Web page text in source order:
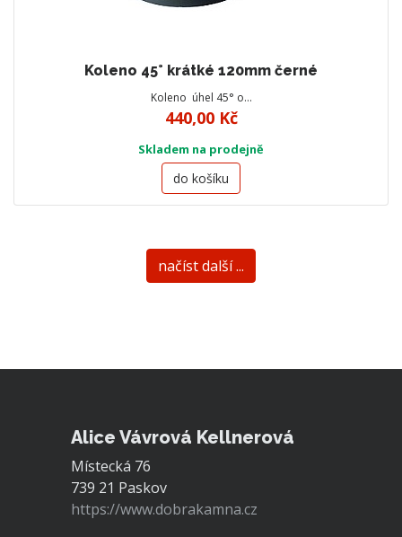
Koleno 45° krátké 120mm černé
Koleno úhel 45° o…
440,00 Kč
Skladem na prodejně
do košíku
načíst další ...
Alice Vávrová Kellnerová
Místecká 76
739 21 Paskov
https://www.dobrakamna.cz